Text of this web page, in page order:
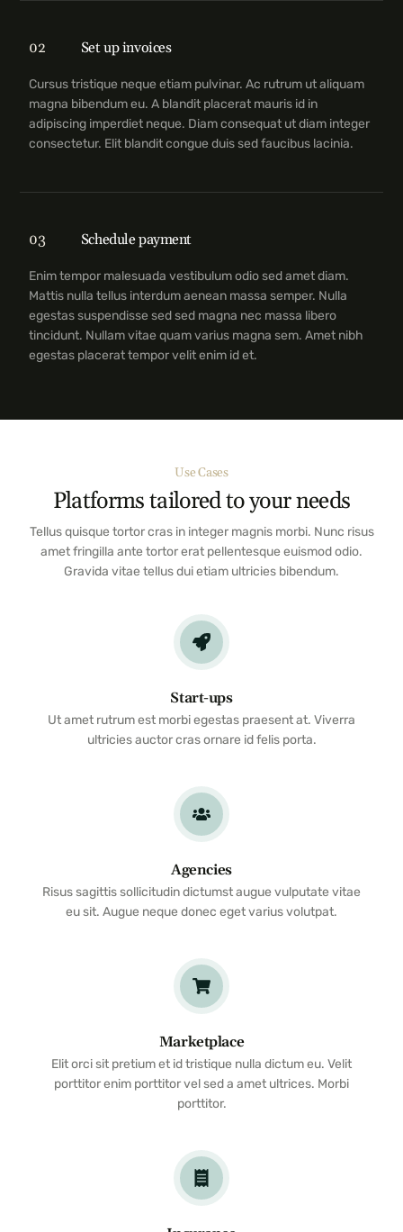
02 Set up invoices
Cursus tristique neque etiam pulvinar. Ac rutrum ut aliquam
magna bibendum eu. A blandit placerat mauris id in
adipiscing imperdiet neque. Diam consequat ut diam integer
consectetur. Elit blandit congue duis sed faucibus lacinia.
03 Schedule payment
Enim tempor malesuada vestibulum odio sed amet diam.
Mattis nulla tellus interdum aenean massa semper. Nulla
egestas suspendisse sed sed magna nec massa libero
tincidunt. Nullam vitae quam varius magna sem. Amet nibh
egestas placerat tempor velit enim id et.
Use Cases
Platforms tailored to your needs
Tellus quisque tortor cras in integer magnis morbi. Nunc risus
amet fringilla ante tortor erat pellentesque euismod odio.
Gravida vitae tellus dui etiam ultricies bibendum.
Start-ups
Ut amet rutrum est morbi egestas praesent at. Viverra
ultricies auctor cras ornare id felis porta.
Agencies
Risus sagittis sollicitudin dictumst augue vulputate vitae
eu sit. Augue neque donec eget varius volutpat.
Marketplace
Elit orci sit pretium et id tristique nulla dictum eu. Velit
porttitor enim porttitor vel sed a amet ultrices. Morbi
porttitor.